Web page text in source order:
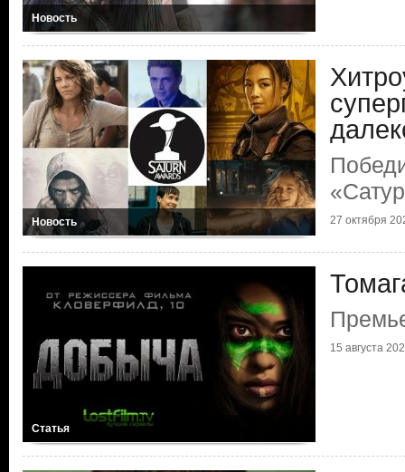
Новость
Новость 27 октября
Статья
15 августа